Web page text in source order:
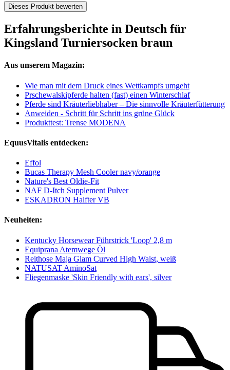
Dieses Produkt bewerten
Erfahrungsberichte in Deutsch für
Kingsland Turniersocken braun
Aus unserem Magazin:
Wie man mit dem Druck eines Wettkampfs umgeht
Prschewalskipferde halten (fast) einen Winterschlaf
Pferde sind Kräuterliebhaber – Die sinnvolle Kräuterfütterung
Anweiden - Schritt für Schritt ins grüne Glück
Produkttest: Trense MODENA
EquusVitalis entdecken:
Effol
Bucas Therapy Mesh Cooler navy/orange
Nature's Best Oldie-Fit
NAF D-Itch Supplement Pulver
ESKADRON Halfter VB
Neuheiten:
Kentucky Horsewear Führstrick 'Loop' 2,8 m
Equiprana Atemwege Öl
Reithose Maja Glam Curved High Waist, weiß
NATUSAT AminoSat
Fliegenmaske 'Skin Friendly with ears', silver